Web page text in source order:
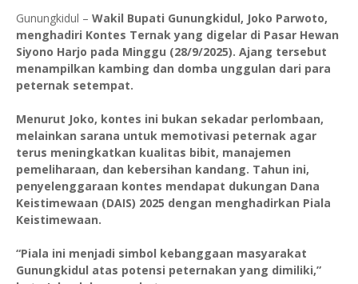
Gunungkidul – Wakil Bupati Gunungkidul, Joko Parwoto,
menghadiri Kontes Ternak yang digelar di Pasar Hewan
Siyono Harjo pada Minggu (28/9/2025). Ajang tersebut
menampilkan kambing dan domba unggulan dari para
peternak setempat.
Menurut Joko, kontes ini bukan sekadar perlombaan,
melainkan sarana untuk memotivasi peternak agar
terus meningkatkan kualitas bibit, manajemen
pemeliharaan, dan kebersihan kandang. Tahun ini,
penyelenggaraan kontes mendapat dukungan Dana
Keistimewaan (DAIS) 2025 dengan menghadirkan Piala
Keistimewaan.
“Piala ini menjadi simbol kebanggaan masyarakat
Gunungkidul atas potensi peternakan yang dimiliki,”